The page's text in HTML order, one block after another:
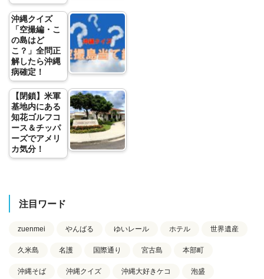
沖縄クイズ
「空撮編・こ
の島はど
こ？」全問正
解したら沖縄
病確定！
【閉鎖】米軍
基地内にある
知花ゴルフコ
ース＆チッパ
ーズでアメリ
カ気分！
注目ワード
zuenmei やんばる ゆいレール ホテル 世界遺産
久米島 名護 国際通り 宮古島 本部町
沖縄そば 沖縄クイズ 沖縄大好きケコ 泡盛